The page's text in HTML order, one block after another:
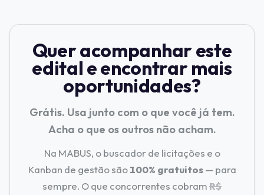
Quer acompanhar este
edital e encontrar mais
oportunidades?
Grátis. Usa junto com o que você já tem.
Acha o que os outros não acham.
Na MABUS, o buscador de licitações e o
Kanban de gestão são100% gratuitos— para
sempre. O que concorrentes cobramR$